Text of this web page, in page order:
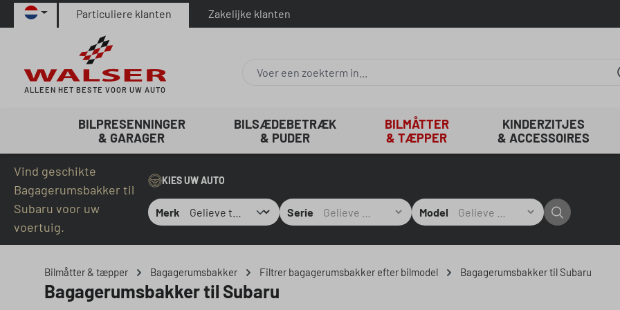
de hoofdinhoud
Ga naar de zoekopdracht
Ga naar de hoofdnavigatie
Particuliere klanten Zakelijke klanten
ALLEEN HET BESTE VOOR UW AUTO
BILPRESENNINGER
& GARAGER
BILSÆDEBETRÆK
& PUDER
BILMÅTTER
& TÆPPER
KINDERZITJES
& ACCESSOIRES
Vind geschikte
Bagagerumsbakker til
Subaru voor uw
voertuig.
KIES UW AUTO
Merk Serie Model
Bilmåtter & tæpper Bagagerumsbakker Filtrer bagagerumsbakker efter bilmodel Bagagerumsbakker til Subaru
Bagagerumsbakker til Subaru